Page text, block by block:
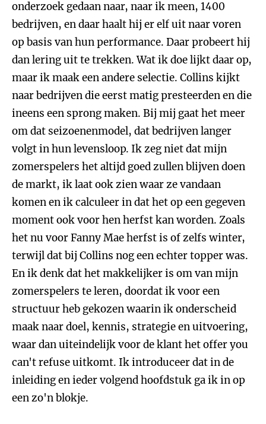
onderzoek gedaan naar, naar ik meen, 1400
bedrijven, en daar haalt hij er elf uit naar voren
op basis van hun performance. Daar probeert hij
dan lering uit te trekken. Wat ik doe lijkt daar op,
maar ik maak een andere selectie. Collins kijkt
naar bedrijven die eerst matig presteerden en die
ineens een sprong maken. Bij mij gaat het meer
om dat seizoenenmodel, dat bedrijven langer
volgt in hun levensloop. Ik zeg niet dat mijn
zomerspelers het altijd goed zullen blijven doen
de markt, ik laat ook zien waar ze vandaan
komen en ik calculeer in dat het op een gegeven
moment ook voor hen herfst kan worden. Zoals
het nu voor Fanny Mae herfst is of zelfs winter,
terwijl dat bij Collins nog een echter topper was.
En ik denk dat het makkelijker is om van mijn
zomerspelers te leren, doordat ik voor een
structuur heb gekozen waarin ik onderscheid
maak naar doel, kennis, strategie en uitvoering,
waar dan uiteindelijk voor de klant het offer you
can't refuse uitkomt. Ik introduceer dat in de
inleiding en ieder volgend hoofdstuk ga ik in op
een zo'n blokje.